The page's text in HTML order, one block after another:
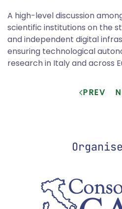
A high-level discussion
scientific institutions on the
and independent digital
ensuring technological
research in Italy and across
PREV